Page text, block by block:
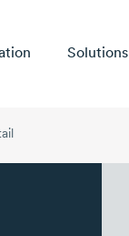
Solutions